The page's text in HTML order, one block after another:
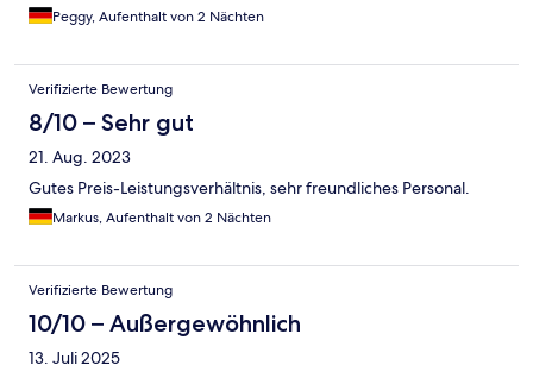
Peggy, Aufenthalt von 2 Nächten
Verifizierte Bewertung
8/10 – Sehr gut
21. Aug. 2023
Gutes Preis-Leistungsverhältnis, sehr freundliches Personal.
Markus, Aufenthalt von 2 Nächten
Verifizierte Bewertung
10/10 – Außergewöhnlich
13. Juli 2025